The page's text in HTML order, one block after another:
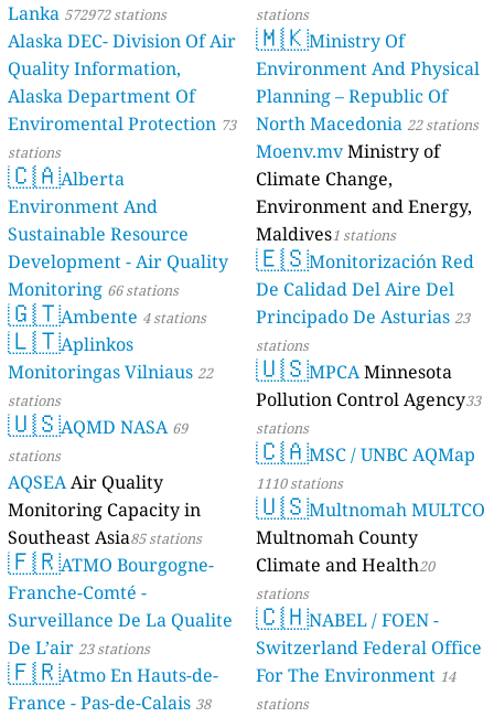
Lanka 572972 stations
Alaska DEC- Division Of Air
Quality Information,
Alaska Department Of
Enviromental Protection 73
stations
🇨🇦Alberta
Environment And
Sustainable Resource
Development - Air Quality
Monitoring 66 stations
🇬🇹Ambente 4 stations
🇱🇹Aplinkos
Monitoringas Vilniaus 22
stations
🇺🇸AQMD NASA 69
stations
AQSEAAir Quality
Monitoring Capacity in
Southeast Asia85 stations
🇫🇷ATMO Bourgogne-
Franche-Comté -
Surveillance De La Qualite
De L’air 23 stations
🇫🇷Atmo En Hauts-de-
France - Pas-de-Calais 38
stations
🇲🇰Ministry Of
Environment And Physical
Planning – Republic Of
North Macedonia 22 stations
Moenv.mvMinistry of
Climate Change,
Environment and Energy,
Maldives1 stations
🇪🇸Monitorización Red
De Calidad Del Aire Del
Principado De Asturias 23
stations
🇺🇸MPCAMinnesota
Pollution Control Agency33
stations
🇨🇦MSC / UNBC AQMap
1110 stations
🇺🇸Multnomah MULTCO
Multnomah County
Climate and Health20
stations
🇨🇭NABEL / FOEN -
Switzerland Federal Office
For The Environment 14
stations